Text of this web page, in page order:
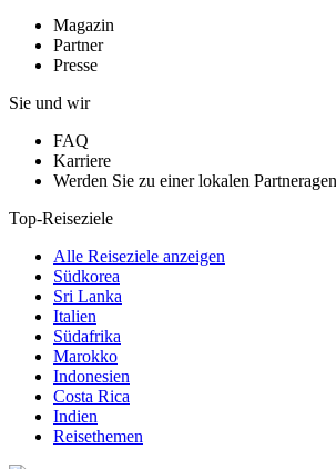
Magazin
Partner
Presse
Sie und wir
FAQ
Karriere
Werden Sie zu einer lokalen
Top-Reiseziele
Alle Reiseziele anzeigen
Südkorea
Sri Lanka
Italien
Südafrika
Marokko
Indonesien
Costa Rica
Indien
Reisethemen